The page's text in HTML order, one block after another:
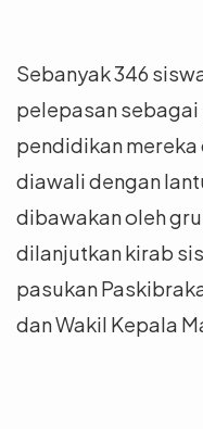
Sebanyak 346
pelepasan sebagai
pendidikan mereka
diawali dengan
dibawakan oleh
dilanjutkan kirab
pasukan
dan Wakil Kepala